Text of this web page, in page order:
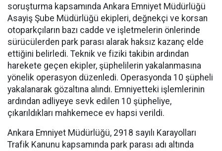
soruşturma kapsamında Ankara Emniyet Müdürlüğü
Asayiş Şube Müdürlüğü ekipleri, değnekçi ve korsan
otoparkçıların bazı cadde ve işletmelerin önlerinde
sürücülerden park parası alarak haksız kazanç elde
ettiğini belirledi. Teknik ve fiziki takibin ardından
harekete geçen ekipler, şüphelilerin yakalanmasına
yönelik operasyon düzenledi. Operasyonda 10 şüpheli
yakalanarak gözaltına alındı. Emniyetteki işlemlerinin
ardından adliyeye sevk edilen 10 şüpheliye,
çıkarıldıkları mahkemece ev hapsi verildi.
Ankara Emniyet Müdürlüğü, 2918 sayılı Karayolları
Trafik Kanunu kapsamında park parası adı altında